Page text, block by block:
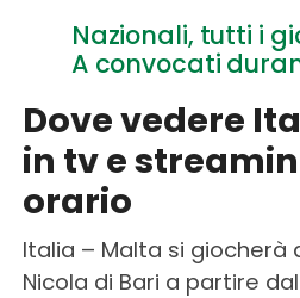
Nazionali, tutti i
A convocati
Dove vedere
in tv e
orario
Italia – Malta si giocherà
Nicola di Bari a partire